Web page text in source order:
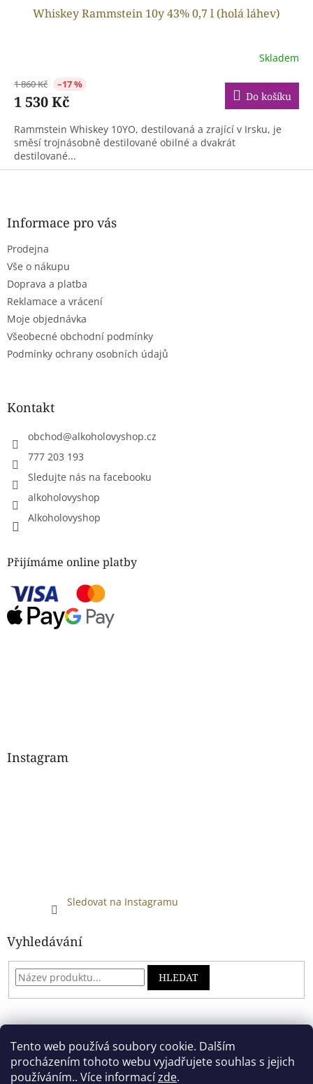
Tento web používá soubory cookie. Dalším
procházením tohoto webu vyjadřujete souhlas s jejich
používáním.. Více informacízde.
Whiskey Rammstein 10y 43% 0,7 l (holá láhev)
Skladem
1 860 Kč –17 %
1 530 Kč Do košíku
Rammstein Whiskey 10YO, destilovaná a zrající v Irsku, je
směsí trojnásobně destilované obilné a dvakrát
destilované...
Z
Informace pro vás
Prodejna
Vše o nákupu
Doprava a platba
Reklamace a vrácení
Moje objednávka
Všeobecné obchodní podmínky
Podmínky ochrany osobních údajů
Kontakt
obchod@alkoholovyshop.cz
777 203 193
Sledujte nás na facebooku
alkoholovyshop
Alkoholovyshop
Přijímáme online platby
Instagram
Sledovat na Instagramu
Vyhledávání
HLEDAT